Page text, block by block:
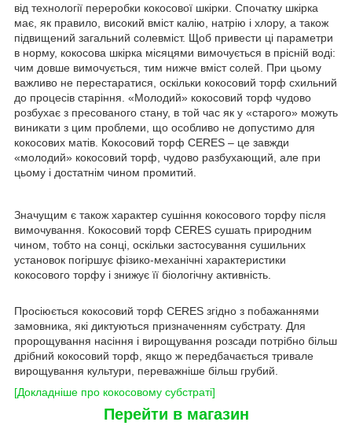
від технології переробки кокосової шкірки. Спочатку шкірка
має, як правило, високий вміст калію, натрію і хлору, а також
підвищений загальний солевміст. Щоб привести ці параметри
в норму, кокосова шкірка місяцями вимочується в прісній воді:
чим довше вимочується, тим нижче вміст солей. При цьому
важливо не перестаратися, оскільки кокосовий торф схильний
до процесів старіння. «Молодий» кокосовий торф чудово
розбухає з пресованого стану, в той час як у «старого» можуть
виникати з цим проблеми, що особливо не допустимо для
кокосових матів. Кокосовий торф CERES – це завжди
«молодий» кокосовий торф, чудово разбухающий, але при
цьому і достатнім чином промитий.
Значущим є також характер сушіння кокосового торфу після
вимочування. Кокосовий торф CERES сушать природним
чином, тобто на сонці, оскільки застосування сушильних
установок погіршує фізико-механічні характеристики
кокосового торфу і знижує її біологічну активність.
Просіюється кокосовий торф CERES згідно з побажаннями
замовника, які диктуються призначенням субстрату. Для
пророщування насіння і вирощування розсади потрібно більш
дрібний кокосовий торф, якщо ж передбачається тривале
вирощування культури, переважніше більш грубий.
[Докладніше про кокосовому субстраті]
Перейти в магазин